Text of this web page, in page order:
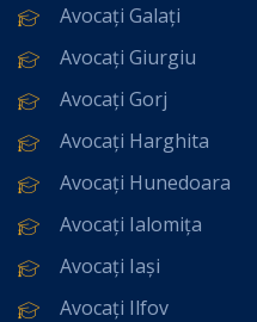
Avocați Galați
Avocați Giurgiu
Avocați Gorj
Avocați Harghita
Avocați Hunedoara
Avocați Ialomița
Avocați Iași
Avocați Ilfov